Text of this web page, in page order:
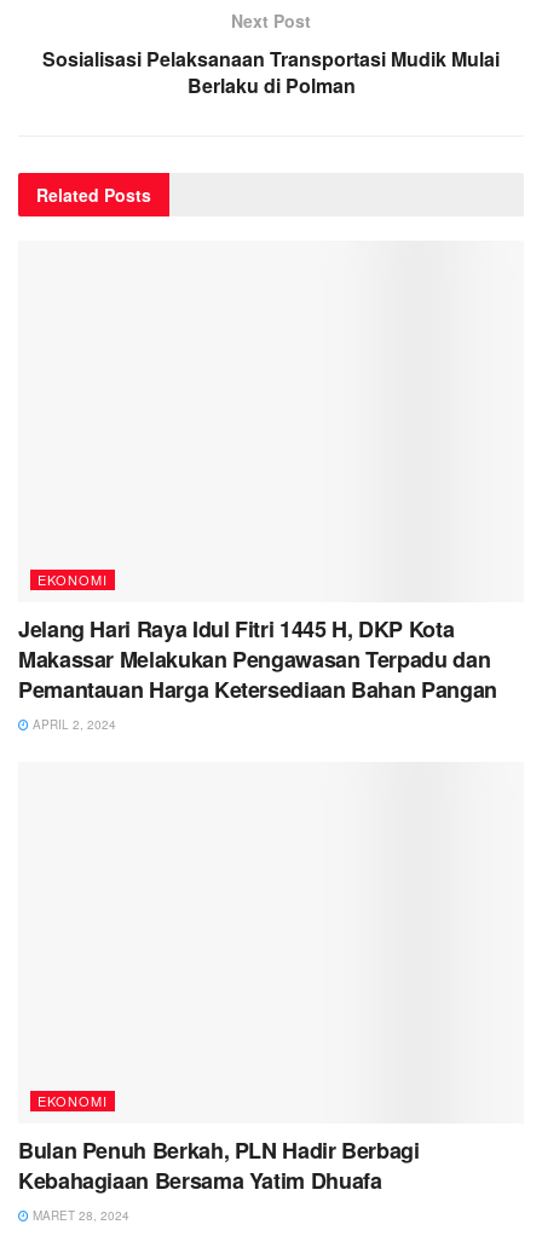
Next Post
Sosialisasi Pelaksanaan Transportasi Mudik Mulai
Berlaku di Polman
Related Posts
EKONOMI
Jelang Hari Raya Idul Fitri 1445 H, DKP Kota
Makassar Melakukan Pengawasan Terpadu dan
Pemantauan Harga Ketersediaan Bahan Pangan
APRIL 2, 2024
EKONOMI
Bulan Penuh Berkah, PLN Hadir Berbagi
Kebahagiaan Bersama Yatim Dhuafa
MARET 28, 2024